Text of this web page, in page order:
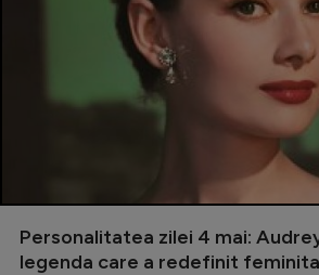
Personalitatea zilei 4 mai:
legenda care a redefinit